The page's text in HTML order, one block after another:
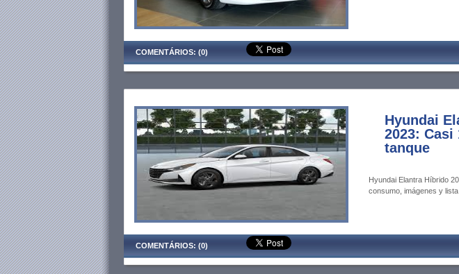
COMENTÁRIOS: (0)
Hyundai
2023: Casi
tanque
Hyundai Elantra Híbrido
consumo, imágenes y lista
COMENTÁRIOS: (0)